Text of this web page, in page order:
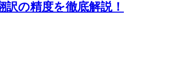
訳の精度を徹底解説！